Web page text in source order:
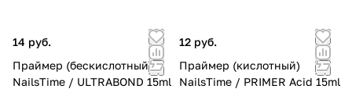
14 руб.
Праймер (бескислотный)
NailsTime / ULTRABOND 15ml
12 руб.
Праймер (кислотный)
NailsTime / PRIMER Acid 15ml